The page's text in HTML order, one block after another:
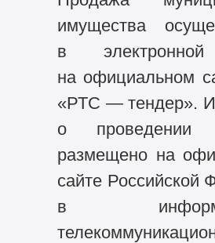
имущества
в
на официальном
«РТС — тендер».
о проведении
размещено на
сайте Российской
в